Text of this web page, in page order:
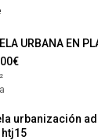
URBANA EN
urbanización
htj15